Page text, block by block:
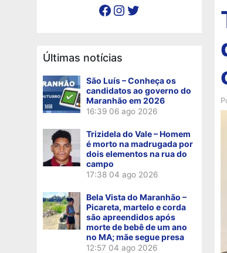
Facebook Instagram Twitter
Últimas notícias
São Luís – Conheça os
candidatos ao governo do
Maranhão em 2026
16:39 06 ago 2026
Trizidela do Vale – Homem
é morto na madrugada por
dois elementos na rua do
campo
17:38 04 ago 2026
Bela Vista do Maranhão –
Picareta, martelo e corda
são apreendidos após
morte de bebê de um ano
no MA; mãe segue presa
12:57 04 ago 2026